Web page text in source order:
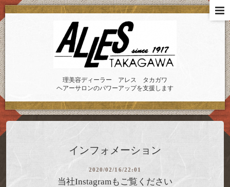
理美容ディーラー アレス タカガワ
ヘアーサロンのパワーアップを支援します
インフォメーション
2020/02/16/22:01
当社Instagramもご覧ください